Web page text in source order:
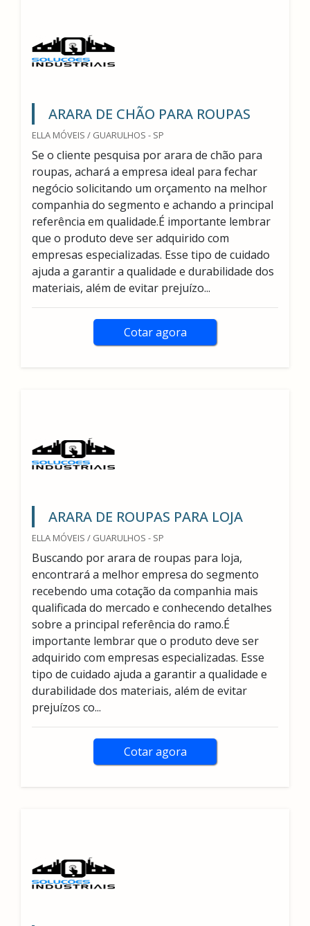
ARARA DE CHÃO PARA ROUPAS
ELLA MÓVEIS / GUARULHOS - SP
Se o cliente pesquisa por arara de chão para
roupas, achará a empresa ideal para fechar
negócio solicitando um orçamento na melhor
companhia do segmento e achando a principal
referência em qualidade.É importante lembrar
que o produto deve ser adquirido com
empresas especializadas. Esse tipo de cuidado
ajuda a garantir a qualidade e durabilidade dos
materiais, além de evitar prejuízo...
Cotar agora
ARARA DE ROUPAS PARA LOJA
ELLA MÓVEIS / GUARULHOS - SP
Buscando por arara de roupas para loja,
encontrará a melhor empresa do segmento
recebendo uma cotação da companhia mais
qualificada do mercado e conhecendo detalhes
sobre a principal referência do ramo.É
importante lembrar que o produto deve ser
adquirido com empresas especializadas. Esse
tipo de cuidado ajuda a garantir a qualidade e
durabilidade dos materiais, além de evitar
prejuízos co...
Cotar agora